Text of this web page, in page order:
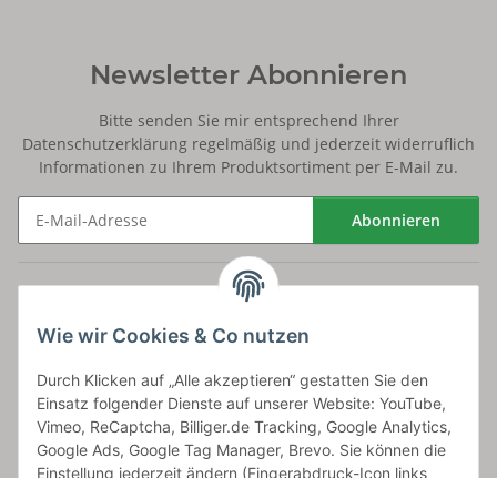
Wie wir Cookies & Co nutzen
Durch Klicken auf „Alle akzeptieren“ gestatten Sie den
Einsatz folgender Dienste auf unserer Website: YouTube,
Vimeo, ReCaptcha, Billiger.de Tracking, Google Analytics,
Google Ads, Google Tag Manager, Brevo. Sie können die
Einstellung jederzeit ändern (Fingerabdruck-Icon links
Newsletter Abonnieren
Bitte senden Sie mir entsprechend Ihrer
Datenschutzerklärung regelmäßig und jederzeit widerruflich
Informationen zu Ihrem Produktsortiment per E-Mail zu.
Abonnieren
Artikelinformationen